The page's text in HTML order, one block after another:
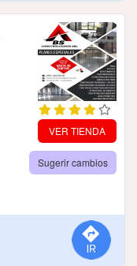
VER TIENDA
Sugerir cambios